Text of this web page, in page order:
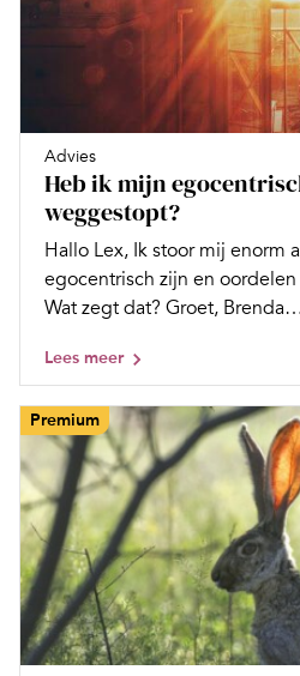
Advies
Heb ik mijn
weggestopt?
Hallo Lex, Ik stoor mij enorm
egocentrisch zijn en
Wat zegt dat? Groet, Brenda…
Lees meer
Premium